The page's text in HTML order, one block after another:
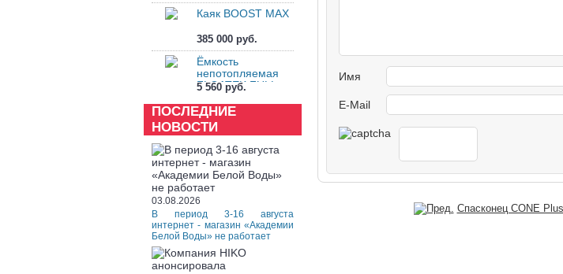
Каяк BOOST MAX
385 000 руб.
Ёмкость
непотопляемая
FLOATEK FULL
5 560 руб.
ПОСЛЕДНИЕ
НОВОСТИ
03.08.2026
В период 3-16 августа
интернет - магазин «Академии
Белой Воды» не работает
Имя
E-Mail
Спасконец CONE